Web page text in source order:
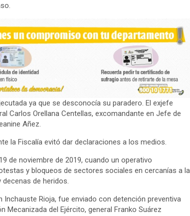
ya que se desconocía su paradero. El exjefe
Carlos Orellana Centellas, excomandante en Jefe de
Añez.
la Fiscalía evitó dar declaraciones a los medios.
de noviembre de 2019, cuando un operativo
y bloqueos de sectores sociales en cercanías a la
de heridos.
Inchauste Rioja, fue enviado con detención preventiva
Mecanizada del Ejército, general Franko Suárez